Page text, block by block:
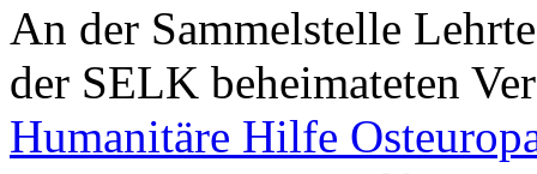
An der Sammelstelle
der SELK beheimateten
Humanitäre Hilfe